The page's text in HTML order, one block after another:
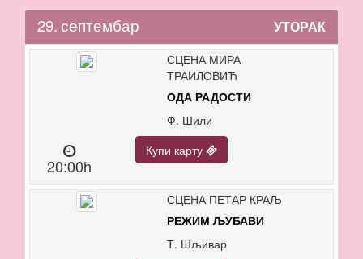
29. септембар УТОРАК
СЦЕНА МИРА
ТРАИЛОВИЋ
ОДА РАДОСТИ
Ф. Шили
20:00h
Купи карту
СЦЕНА ПЕТАР КРАЉ
РЕЖИМ ЉУБАВИ
Т. Шљивар